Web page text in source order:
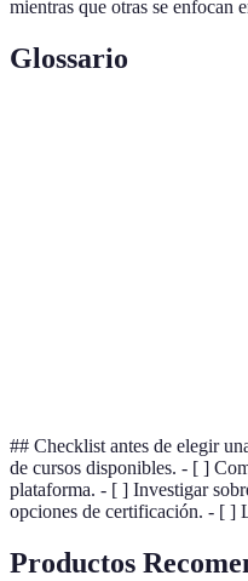
mientras que otras se enfocan
Glossario
## Checklist antes de elegir
de cursos disponibles. - [ ]
plataforma. - [ ] Investigar
opciones de certificación. - [ ]
Productos